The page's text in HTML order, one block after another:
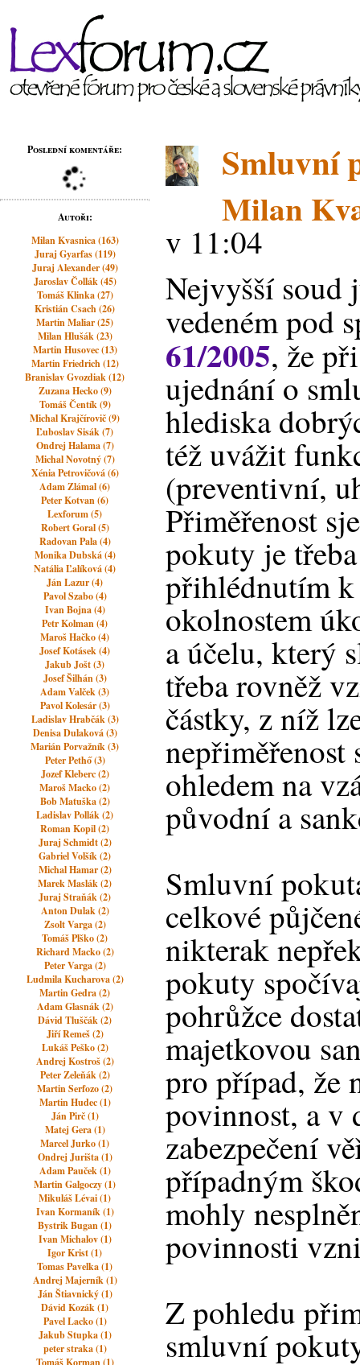
Poslední komentáře:
Autoři:
Milan Kvasnica (163)
Juraj Gyarfas (119)
Juraj Alexander (49)
Jaroslav Čollák (45)
Tomáš Klinka (27)
Kristián Csach (26)
Martin Maliar (25)
Milan Hlušák (23)
Martin Husovec (13)
Martin Friedrich (12)
Branislav Gvozdiak (12)
Zuzana Hecko (9)
Tomáš Čentík (9)
Michal Krajčírovič (9)
Ľuboslav Sisák (7)
Ondrej Halama (7)
Michal Novotný (7)
Xénia Petrovičová (6)
Adam Zlámal (6)
Peter Kotvan (6)
Lexforum (5)
Robert Goral (5)
Radovan Pala (4)
Monika Dubská (4)
Natália Ľalíková (4)
Ján Lazur (4)
Pavol Szabo (4)
Ivan Bojna (4)
Petr Kolman (4)
Maroš Hačko (4)
Josef Kotásek (4)
Jakub Jošt (3)
Josef Šilhán (3)
Adam Valček (3)
Pavol Kolesár (3)
Ladislav Hrabčák (3)
Denisa Dulaková (3)
Marián Porvažník (3)
Peter Pethő (3)
Jozef Kleberc (2)
Maroš Macko (2)
Bob Matuška (2)
Ladislav Pollák (2)
Roman Kopil (2)
Juraj Schmidt (2)
Gabriel Volšík (2)
Michal Hamar (2)
Marek Maslák (2)
Juraj Straňák (2)
Anton Dulak (2)
Zsolt Varga (2)
Tomáš Plško (2)
Richard Macko (2)
Peter Varga (2)
Ludmila Kucharova (2)
Martin Gedra (2)
Adam Glasnák (2)
Dávid Tluščák (2)
Jiří Remeš (2)
Lukáš Peško (2)
Andrej Kostroš (2)
Peter Zeleňák (2)
Martin Serfozo (2)
Martin Hudec (1)
Ján Pirč (1)
Matej Gera (1)
Marcel Jurko (1)
Ondrej Jurišta (1)
Adam Pauček (1)
Martin Galgoczy (1)
Mikuláš Lévai (1)
Ivan Kormaník (1)
Bystrik Bugan (1)
Ivan Michalov (1)
Igor Krist (1)
Tomas Pavelka (1)
Andrej Majerník (1)
Ján Štiavnický (1)
Dávid Kozák (1)
Pavel Lacko (1)
Jakub Stupka (1)
peter straka (1)
Tomáš Korman (1)
Smluvní
Milan
v 11:04
Nejvyšší soud
vedeném pod
61/2005, že
ujednání o
hlediska
též uvážit
(preventivní,
Přiměřenost
pokuty je
přihlédnutím
okolnostem
a účelu, který
třeba rovněž
částky, z níž
ohledem na
původní a
Smluvní
celkové
nikterak
pokuty
pohrůžce
majetkovou
pro případ, že
povinnost, a v
zabezpečení
případným
mohly
povinnosti
Z pohledu
smluvní